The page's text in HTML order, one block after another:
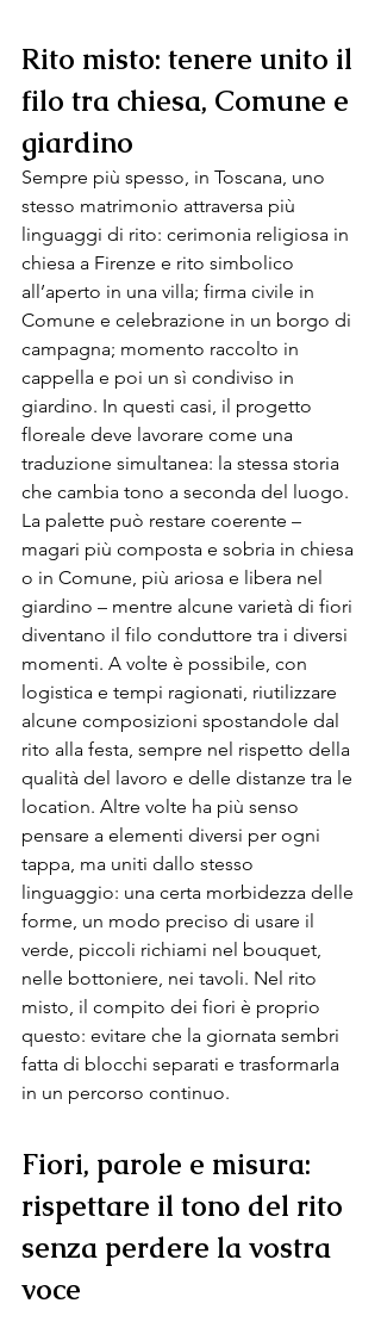
Rito misto: tenere unito il
filo tra chiesa, Comune e
giardino
Sempre più spesso, in Toscana, uno
stesso matrimonio attraversa più
linguaggi di rito: cerimonia religiosa in
chiesa a Firenze e rito simbolico
all’aperto in una villa; firma civile in
Comune e celebrazione in un borgo di
campagna; momento raccolto in
cappella e poi un sì condiviso in
giardino. In questi casi, il progetto
floreale deve lavorare come una
traduzione simultanea: la stessa storia
che cambia tono a seconda del luogo.
La palette può restare coerente –
magari più composta e sobria in chiesa
o in Comune, più ariosa e libera nel
giardino – mentre alcune varietà di fiori
diventano il filo conduttore tra i diversi
momenti. A volte è possibile, con
logistica e tempi ragionati, riutilizzare
alcune composizioni spostandole dal
rito alla festa, sempre nel rispetto della
qualità del lavoro e delle distanze tra le
location. Altre volte ha più senso
pensare a elementi diversi per ogni
tappa, ma uniti dallo stesso
linguaggio: una certa morbidezza delle
forme, un modo preciso di usare il
verde, piccoli richiami nel bouquet,
nelle bottoniere, nei tavoli. Nel rito
misto, il compito dei fiori è proprio
questo: evitare che la giornata sembri
fatta di blocchi separati e trasformarla
in un percorso continuo.
Fiori, parole e misura:
rispettare il tono del rito
senza perdere la vostra
voce